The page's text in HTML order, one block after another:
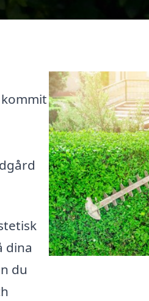
dina
du